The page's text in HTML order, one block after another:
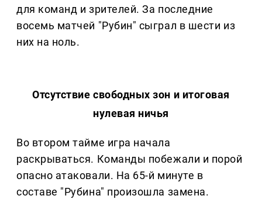
для команд и зрителей. За последние
восемь матчей "Рубин" сыграл в шести из
них на ноль.
Отсутствие свободных зон и итоговая
нулевая ничья
Во втором тайме игра начала
раскрываться. Команды побежали и порой
опасно атаковали. На 65-й минуте в
составе "Рубина" произошла замена.